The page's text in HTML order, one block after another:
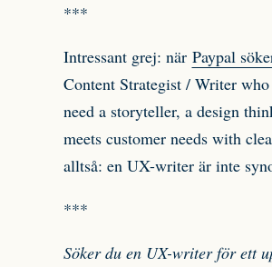
***
Intressant grej: när Paypal
Content Strategist / Writer
need a storyteller, a design
meets customer needs with
alltså: en UX-writer är inte
***
Söker du en UX-writer för ett